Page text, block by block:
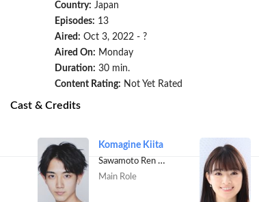
Country: Japan
Episodes: 13
Aired: Oct 3, 2022 - ?
Aired On: Monday
Duration: 30 min.
Content Rating: Not Yet Rated
Cast & Credits
Komagine Kiita
Sawamoto Ren [Electrician]
Main Role